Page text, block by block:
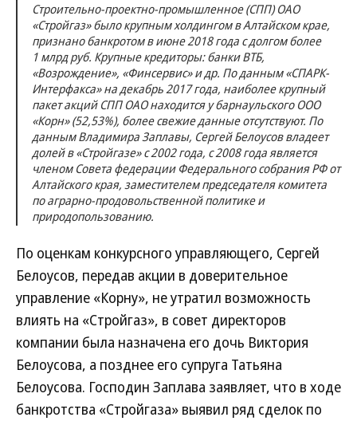
Строительно-проектно-промышленное (СПП) ОАО
«Стройгаз» было крупным холдингом в Алтайском крае,
признано банкротом в июне 2018 года с долгом более
1 млрд руб. Крупные кредиторы: банки ВТБ,
«Возрождение», «Финсервис» и др. По данным «СПАРК-
Интерфакса» на декабрь 2017 года, наиболее крупный
пакет акций СПП ОАО находится у барнаульского ООО
«Корн» (52,53%), более свежие данные отсутствуют. По
данным Владимира Заплавы, Сергей Белоусов владеет
долей в «Стройгазе» с 2002 года, с 2008 года является
членом Совета федерации Федерального собрания РФ от
Алтайского края, заместителем председателя комитета
по аграрно-продовольственной политике и
природопользованию.
По оценкам конкурсного управляющего, Сергей
Белоусов, передав акции в доверительное
управление «Корну», не утратил возможность
влиять на «Стройгаз», в совет директоров
компании была назначена его дочь Виктория
Белоусова, а позднее его супруга Татьяна
Белоусова. Господин Заплава заявляет, что в ходе
банкротства «Стройгаза» выявил ряд сделок по